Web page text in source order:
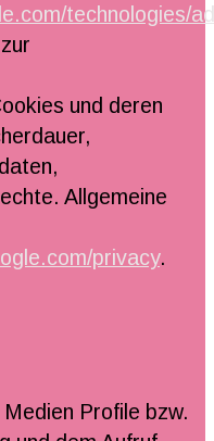
technologies/
und deren
Allgemeine
privacy.
Profile bzw.